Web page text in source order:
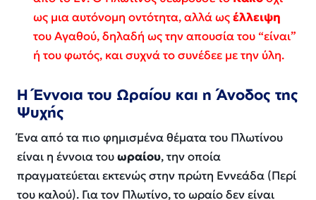
ως μια αυτόνομη οντότητα, αλλά ωςέλλειψη
του Αγαθού, δηλαδή ως την απουσία του “είναι”
ή του φωτός, και συχνά το συνέδεε με την ύλη.
Η Έννοια του Ωραίου και η Άνοδος της
Ψυχής
Ένα από τα πιο φημισμένα θέματα του Πλωτίνου
είναι η έννοια τουωραίου, την οποία
πραγματεύεται εκτενώς στην πρώτη Εννεάδα (Περί
του καλού). Για τον Πλωτίνο, το ωραίο δεν είναι